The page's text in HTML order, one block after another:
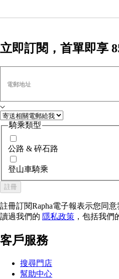
立即訂閱，首單即享
電郵地址
騎乘類型
公路 & 碎石路
登山車騎乘
註冊
註冊訂閱Rapha電子報表示您同意
讀過我們的 隱私政策 ，包括我們
客戶服務
搜尋門店
幫助中心